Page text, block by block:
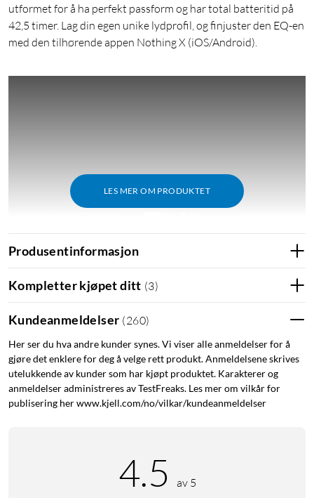
utformet for å ha perfekt passform og har total batteritid på
42,5 timer. Lag din egen unike lydprofil, og finjuster den EQ-en
med den tilhørende appen Nothing X (iOS/Android).
LES MER OM PRODUKTET
Utmerkelser
Tek.no: "Nothing Ear (a) både høres og ser bra ut – uten å koste
Lytt nøye
Ear (a) er utformet for alle musikkelskere som lytter hele
Produsentinformasjon
Kompletter kjøpet ditt (3)
Kundeanmeldelser (260)
Her ser du hva andre kunder synes. Vi viser alle anmeldelser for å
gjøre det enklere for deg å velge rett produkt. Anmeldelsene skrives
utelukkende av kunder som har kjøpt produktet. Karakterer og
anmeldelser administreres av TestFreaks. Les mer om vilkår for
publisering her www.kjell.com/no/vilkar/kundeanmeldelser
4.5 av 5